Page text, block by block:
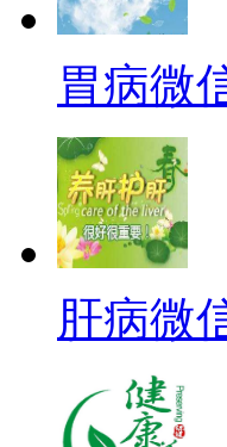
胃病微
肝病微